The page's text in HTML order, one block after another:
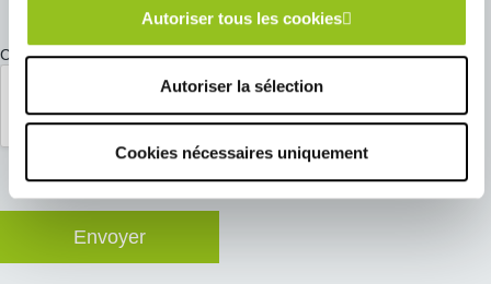
Autoriser tous les cookies
Autoriser la sélection
Cookies nécessaires uniquement
CAPTCHA